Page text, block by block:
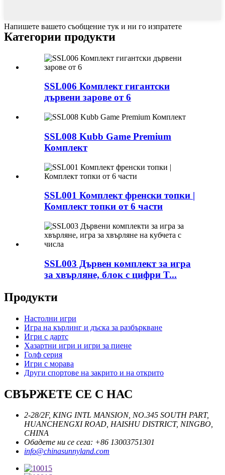
Напишете вашето съобщение тук и ни го изпратете
Категории продукти
SSL006 Комплект гигантски
дървени зарове от 6
SSL008 Kubb Game Premium
Комплект
SSL001 Комплект френски топки |
Комплект топки от 6 части
SSL003 Дървен комплект за игра
за хвърляне, блок с цифри T...
Продукти
Настолни игри
Игра на кърлинг и дъска за разбъркване
Игри с дартс
Хазартни игри и игри за пиене
Голф серия
Игри с морава
Други спортове на закрито и на открито
СВЪРЖЕТЕ СЕ С НАС
2-28/2F, KING INTL MANSION, NO.345 SOUTH PART,
HUANCHENGXI ROAD, HAISHU DISTRICT, NINGBO,
CHINA
Обадете ни се сега: +86 13003751301
info@chinasunnyland.com